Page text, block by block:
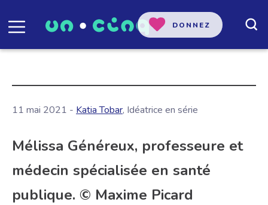
DONNEZ
11 mai 2021 - Katia Tobar, Idéatrice en série
Mélissa Généreux, professeure et
médecin spécialisée en santé
publique. © Maxime Picard